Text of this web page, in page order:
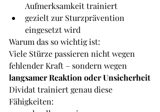
Aufmerksamkeit trainiert
gezielt zur Sturzprävention
eingesetzt wird
Warum das so wichtig ist:
Viele Stürze passieren nicht wegen
fehlender Kraft – sondern wegen
langsamer Reaktion oder Unsicherheit
Dividat trainiert genau diese
Fähigkeiten: